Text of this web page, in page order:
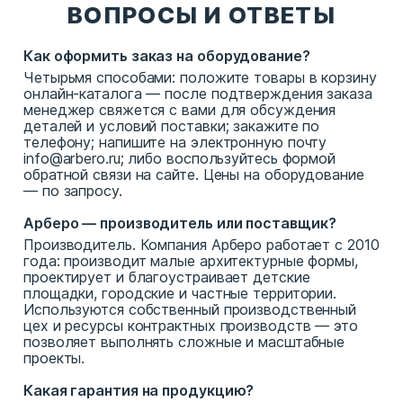
ВОПРОСЫ И ОТВЕТЫ
Как оформить заказ на оборудование?
Четырьмя способами: положите товары в корзину
онлайн-каталога — после подтверждения заказа
менеджер свяжется с вами для обсуждения
деталей и условий поставки; закажите по
телефону; напишите на электронную почту
info@arbero.ru; либо воспользуйтесь формой
обратной связи на сайте. Цены на оборудование
— по запросу.
Арберо — производитель или поставщик?
Производитель. Компания Арберо работает с 2010
года: производит малые архитектурные формы,
проектирует и благоустраивает детские
площадки, городские и частные территории.
Используются собственный производственный
цех и ресурсы контрактных производств — это
позволяет выполнять сложные и масштабные
проекты.
Какая гарантия на продукцию?